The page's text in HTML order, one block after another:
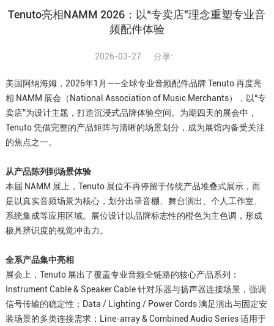
Tenuto亮相NAMM 2026：以“专卖店”理念重塑专业音
频配件体验
2026-03-27 分享:
美国阿纳海姆，2026年1月——全球专业音频配件品牌 Tenuto 再度亮
相 NAMM 展会（National Association of Music Merchants），以“专
卖店”为设计主题，打造沉浸式品牌体验空间。为期四天的展会中，
Tenuto 凭借完整的产品矩阵与清晰的场景划分，成为展馆内备受关注
的焦点之一。
从产品陈列到场景体验
本届 NAMM 展上，Tenuto 展位不再停留于传统产品堆叠式展示，而
是以真实音频场景为核心，划分出录音棚、舞台演出、个人工作室、
系统集成等应用区域。展位设计以品牌标志性的橙色为主色调，形成
极具辨识度的视觉冲击力。
全系产品集中亮相
展会上，Tenuto 展出了覆盖专业音频全链路的核心产品系列：
Instrument Cable & Speaker Cable 针对乐器与扬声器连接场景，强调
信号传输的稳定性；Data / Lighting / Power Cords 满足演出与固定安
装场景的多类连接需求；Line-array & Combined Audio Series 适用于